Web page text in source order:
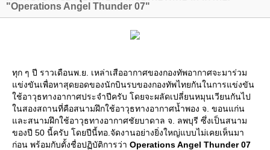
"Operations Angel Thunder 07"
ทุก ๆ ปี ราวเดือนพ.ย. เหล่าเสืออากาศของกองทัพอากาศจะมาร่วม
ข่งขันเพื่อหาสุดยอดของนักบินรบของกองทัพไทยกันในการแข่งขัน
ช้อาวุธทางอากาศประจำปีครับ โดยจะผลัดเปลี่ยนหมุนเวียนกันไป
นสองสถานที่คือสนามฝึกใช้อาวุธทางอากาศน้ำพอง จ. ขอนแก่น
ละสนามฝึกใช้อาวุธทางอากาศชัยบาดาล จ. ลพบุรี ซึ่งเป็นสนาม
ของปี 50 นี้ครับ โดยปีนี้ทอ.จัดงานอย่างยิ่งใหญ่แบบไม่เคยเห็นมา
ก่อน พร้อมกับตั้งชื่อปฏิบัติการว่า Operations Angel Thunder 07